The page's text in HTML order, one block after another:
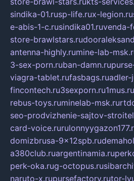
sindika-01.rusp-life.rux-legion.ru
e-abis-1-c.rusindika01.ruvenda-
store-brawlstars.ru
antenna-highly.rumine-lab-
3-sex-porn.ruban-damn.ru
viagra-tablet.rufasbags.ruadler-
fincontech.ru3sexporn.ru1mus.ru
rebus-toys.ruminelab-msk.ru
seo-prodvizhenie-sajtov-
card-voice.ru
domizbrusa-9x12spb.ru
a380club.ruargentinamia.ru
perk-oka.rug-octopus.ru
naruto-x.rupursefactory.rutor-